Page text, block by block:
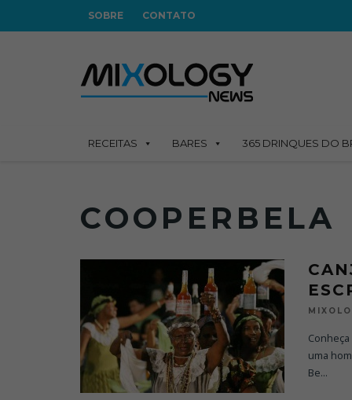
SOBRE CONTATO
RECEITAS BARES 365 DRINQUES DO
COOPERBELA
uma
Be...